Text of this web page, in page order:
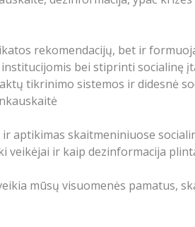
rekomendacijų, bet ir
bei stiprinti socialinę
tikrinimo sistemos ir didesnė
aptikimas skaitmeniniuose
ir kaip dezinformacija
mūsų visuomenės pamatus,